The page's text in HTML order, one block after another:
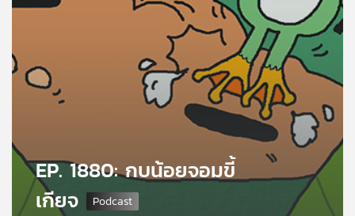
และ
กิจกรรม
เกี่ยว
กับ EP. 1880: กบน้อยจอมขี้
เกียจ